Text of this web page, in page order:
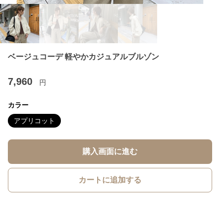
ベージュコーデ 軽やかカジュアルブルゾン
7,960 円
カラー
アプリコット
購入画面に進む
カートに追加する